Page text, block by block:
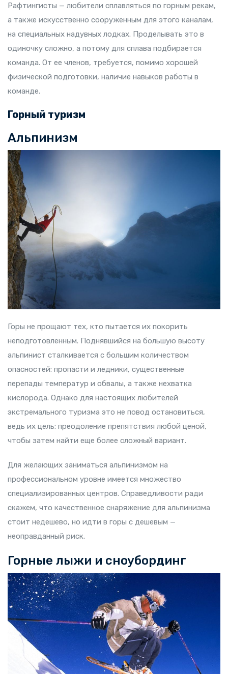
Рафтингисты — любители сплавляться по горным рекам,
а также искусственно сооруженным для этого каналам,
на специальных надувных лодках. Проделывать это в
одиночку сложно, а потому для сплава подбирается
команда. От ее членов, требуется, помимо хорошей
физической подготовки, наличие навыков работы в
команде.
Горный туризм
Альпинизм
Горы не прощают тех, кто пытается их покорить
неподготовленным. Поднявшийся на большую высоту
альпинист сталкивается с большим количеством
опасностей: пропасти и ледники, существенные
перепады температур и обвалы, а также нехватка
кислорода. Однако для настоящих любителей
экстремального туризма это не повод остановиться,
ведь их цель: преодоление препятствия любой ценой,
чтобы затем найти еще более сложный вариант.
Для желающих заниматься альпинизмом на
профессиональном уровне имеется множество
специализированных центров. Справедливости ради
скажем, что качественное снаряжение для альпинизма
стоит недешево, но идти в горы с дешевым —
неоправданный риск.
Горные лыжи и сноубординг